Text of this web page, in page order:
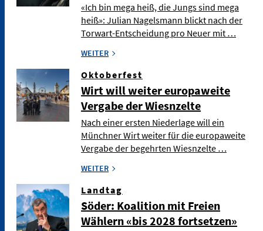
«Ich bin mega heiß, die Jungs sind mega
heiß»: Julian Nagelsmann blickt nach der
Torwart-Entscheidung pro Neuer mit …
WEITER
Oktoberfest
Wirt will weiter europaweite
Vergabe der Wiesnzelte
Nach einer ersten Niederlage will ein
Münchner Wirt weiter für die europaweite
Vergabe der begehrten Wiesnzelte …
WEITER
Landtag
Söder: Koalition mit Freien
Wählern «bis 2028 fortsetzen»